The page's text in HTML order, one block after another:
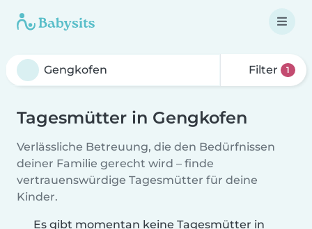
Filter 1
Tagesmütter in Gengkofen
Verlässliche Betreuung, die den Bedürfnissen
deiner Familie gerecht wird – finde
vertrauenswürdige Tagesmütter für deine
Kinder.
Es gibt momentan keine Tagesmütter in